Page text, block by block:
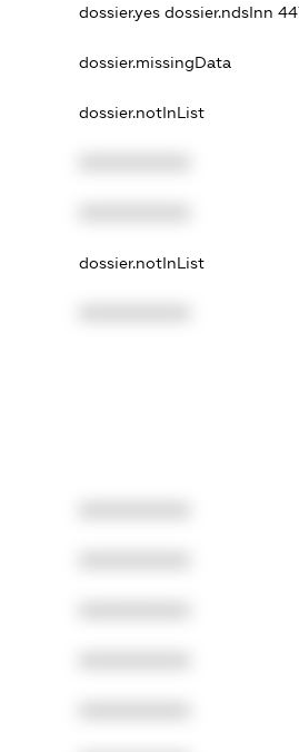
dossier.yes dossier.ndsInn
dossier.missingData
dossier.notInList
dossier.notInList